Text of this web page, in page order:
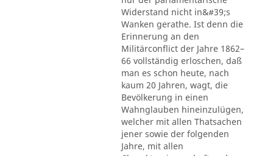
Widerstand nicht in&#39;s
Wanken gerathe. Ist denn die
Erinnerung an den
Militärconflict der Jahre 1862–
66 vollständig erloschen, daß
man es schon heute, nach
kaum 20 Jahren, wagt, die
Bevölkerung in einen
Wahnglauben hineinzulügen,
welcher mit allen Thatsachen
jener sowie der folgenden
Jahre, mit allen